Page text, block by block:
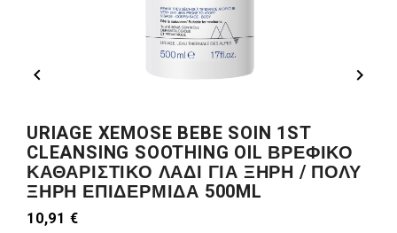
 
URIAGE XEMOSE BEBE SOIN 1ST
CLEANSING SOOTHING OIL ΒΡΕΦΙΚΌ
ΚΑΘΑΡΙΣΤΙΚΌ ΛΆΔΙ ΓΙΑ ΞΗΡΉ / ΠΟΛΎ
ΞΗΡΉ ΕΠΙΔΕΡΜΊΔΑ 500ML
10,91 €